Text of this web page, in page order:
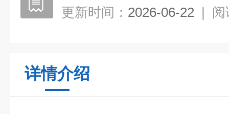
更新时间： 2026-06-22 | 阅
详情介绍